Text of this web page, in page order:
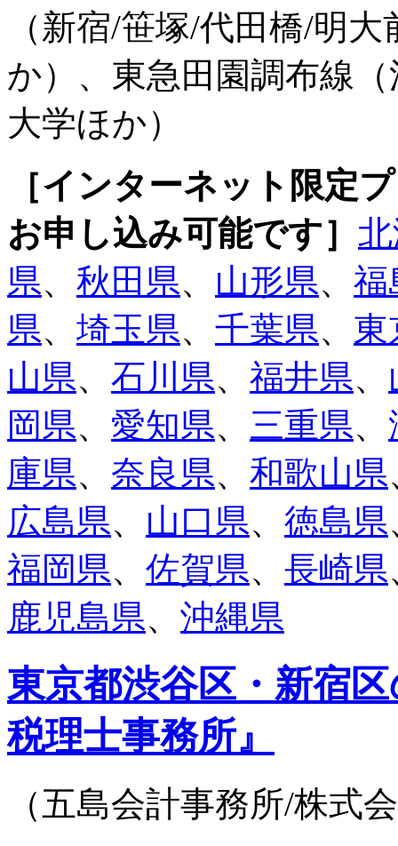
（新宿/笹塚/代田橋/明
か）、東急田園調布線
大学ほか）
［インターネット限定
お申し込み可能です］
県、 秋田県、 山形県、 福
県、 埼玉県、 千葉県、 東
山県、 石川県、 福井県、
岡県、 愛知県、 三重県、
庫県、 奈良県、 和歌山県
広島県、 山口県、 徳島県
福岡県、 佐賀県、 長崎県
鹿児島県、 沖縄県
東京都渋谷区・新宿
税理士事務所』
（五島会計事務所/株式